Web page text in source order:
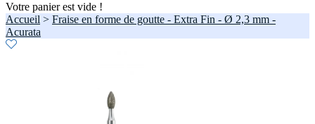
Votre panier est vide !
Accueil > Fraise en forme de goutte - Extra Fin - Ø 2,3 mm -
Acurata